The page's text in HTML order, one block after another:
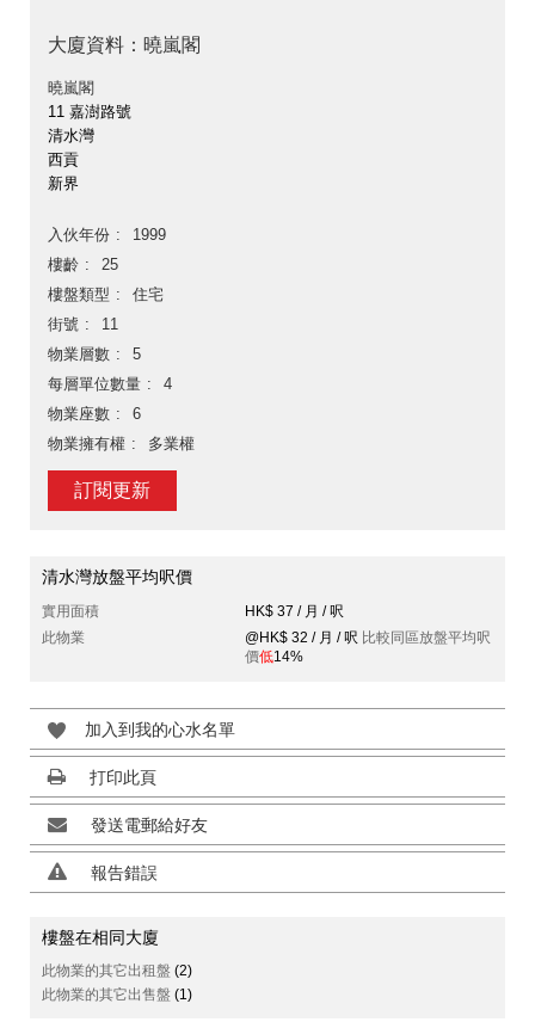
大廈資料：曉嵐閣
曉嵐閣
11 嘉澍路號
清水灣
西貢
新界
入伙年份
1999
樓齡
25
樓盤類型
住宅
街號
11
物業層數
5
每層單位數量
4
物業座數
6
物業擁有權
多業權
訂閱更新
清水灣放盤平均呎價
實用面積
HK$ 37 / 月 / 呎
此物業
@HK$ 32 / 月 / 呎 比較同區放盤平均呎
價低14%
加入到我的心水名單
打印此頁
發送電郵給好友
報告錯誤
樓盤在相同大廈
此物業的其它出租盤 (2)
此物業的其它出售盤 (1)